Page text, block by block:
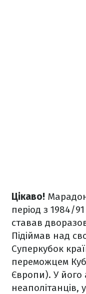
Цікаво!
період з 1984/
ставав
Підіймав над
Суперкубок
переможцем
Європи). У його
неаполітанців,